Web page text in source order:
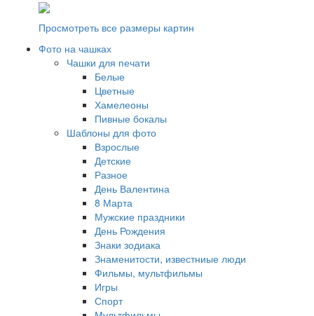
Просмотреть все размеры картин
Фото на чашках
Чашки для печати
Белые
Цветные
Хамелеоны
Пивные бокалы
Шаблоны для фото
Взрослые
Детские
Разное
День Валентина
8 Марта
Мужские праздники
День Рождения
Знаки зодиака
Знаменитости, известниые люди
Фильмы, мультфильмы
Игры
Спорт